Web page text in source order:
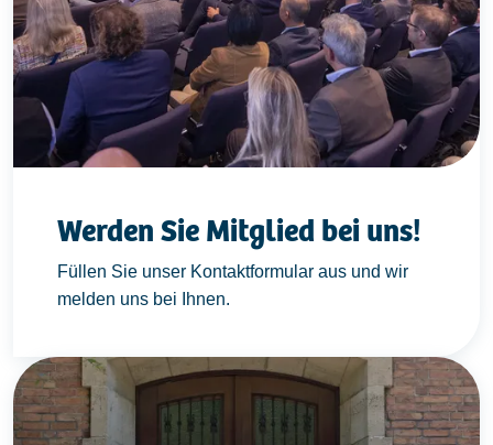
Werden Sie Mitglied bei uns!
Füllen Sie unser Kontaktformular aus und wir
melden uns bei Ihnen.